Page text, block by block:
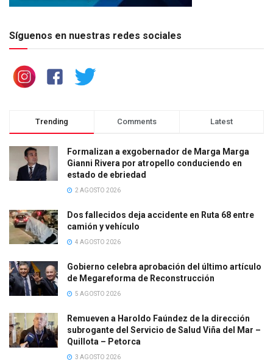
Síguenos en nuestras redes sociales
Trending Comments Latest
Formalizan a exgobernador de Marga Marga
Gianni Rivera por atropello conduciendo en
estado de ebriedad
2 AGOSTO 2026
Dos fallecidos deja accidente en Ruta 68 entre
camión y vehículo
4 AGOSTO 2026
Gobierno celebra aprobación del último artículo
de Megareforma de Reconstrucción
5 AGOSTO 2026
Remueven a Haroldo Faúndez de la dirección
subrogante del Servicio de Salud Viña del Mar –
Quillota – Petorca
3 AGOSTO 2026